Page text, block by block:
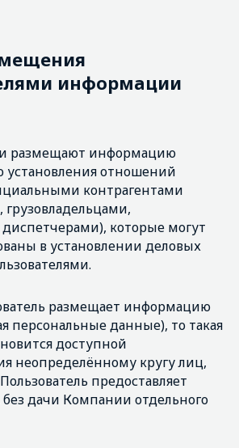
информации
размещают информацию
установления отношений
контрагентами
которые могут
в установлении деловых
размещает информацию
персональные данные), то такая
доступной
неопределённому кругу лиц,
предоставляет
без дачи Компании отдельного